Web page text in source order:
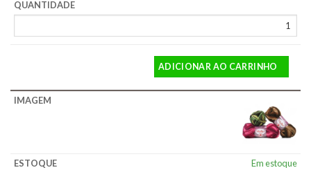
ADICIONAR AO CARRINHO
Em estoque